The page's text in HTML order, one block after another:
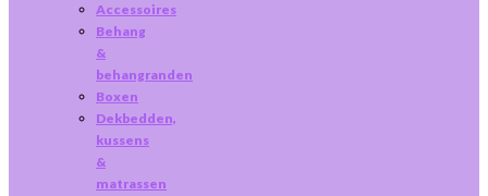
Accessoires
Behang
&
behangranden
Boxen
Dekbedden,
kussens
&
matrassen